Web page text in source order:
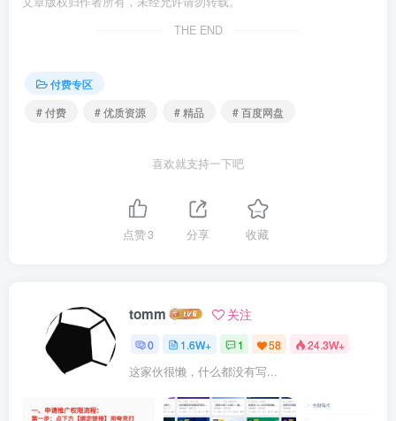
THE END
付费专区
# 付费
# 优质资源 # 精品 # 百度网盘
喜欢就支持一下吧
点赞3 分享 收藏
tomm 关注
0 1.6W+ 1 58 24.3W+
这家伙很懒，什么都没有写...